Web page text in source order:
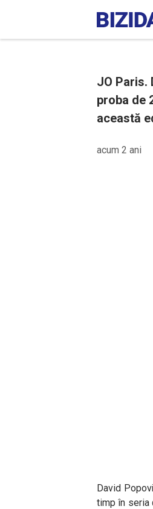
JO Paris.
proba de
această
acum 2 ani
David
timp în seria